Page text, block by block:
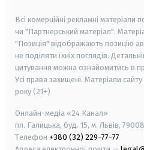
Всі комерційні рекламні матеріали
чи "Партнерський матеріал".
"Позиція" відображають позицію
не поділяти їхніх поглядів.
цитування можна ознайомитись в
Усі права захищені. Матеріали
року (21+)
Онлайн-медіа «24 Канал»
пл. Галицька, буд. 15, м. Львів, 79008
Телефон +380 (32) 229-77-77